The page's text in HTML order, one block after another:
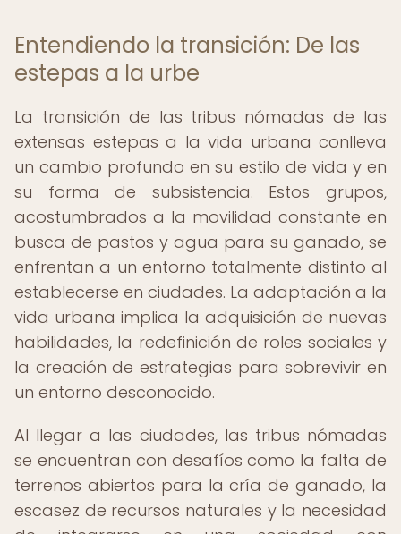
Entendiendo la transición: De las
estepas a la urbe
La transición de las tribus nómadas de las
extensas estepas a la vida urbana conlleva
un cambio profundo en su estilo de vida y en
su forma de subsistencia. Estos grupos,
acostumbrados a la movilidad constante en
busca de pastos y agua para su ganado, se
enfrentan a un entorno totalmente distinto al
establecerse en ciudades. La adaptación a la
vida urbana implica la adquisición de nuevas
habilidades, la redefinición de roles sociales y
la creación de estrategias para sobrevivir en
un entorno desconocido.
Al llegar a las ciudades, las tribus nómadas
se encuentran con desafíos como la falta de
terrenos abiertos para la cría de ganado, la
escasez de recursos naturales y la necesidad